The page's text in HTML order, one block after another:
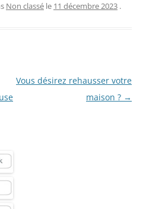
Non classé le 11 décembre 2023 .
Vous désirez rehausser votre
maison ? →